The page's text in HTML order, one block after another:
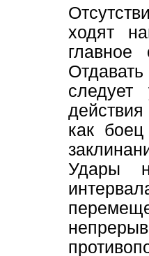
ходят
главное
следует
как
Удары